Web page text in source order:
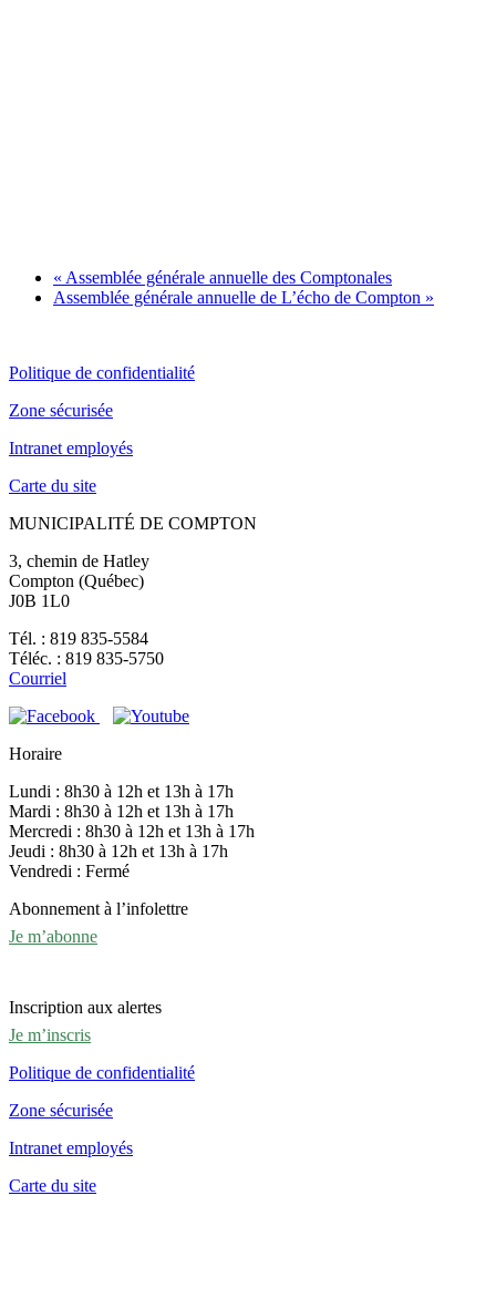
« Assemblée générale annuelle des Comptonales
Assemblée générale annuelle de L’écho de Compton »
Politique de confidentialité
Zone sécurisée
Intranet employés
Carte du site
MUNICIPALITÉ DE COMPTON
3, chemin de Hatley
Compton (Québec)
J0B 1L0
Tél. : 819 835-5584
Téléc. : 819 835-5750
Courriel
Horaire
Lundi : 8h30 à 12h et 13h à 17h
Mardi : 8h30 à 12h et 13h à 17h
Mercredi : 8h30 à 12h et 13h à 17h
Jeudi : 8h30 à 12h et 13h à 17h
Vendredi : Fermé
Abonnement à l’infolettre
Je m’abonne
Inscription aux alertes
Je m’inscris
Politique de confidentialité
Zone sécurisée
Intranet employés
Carte du site